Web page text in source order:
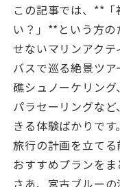
この記事では、**
い？」**という方
せないマリンアクテ
バスで巡る絶景ツ
礁シュノーケリング
パラセーリングな
きる体験ばかりです。
旅行の計画を立て
おすすめプランをま
さあ、宮古ブルー